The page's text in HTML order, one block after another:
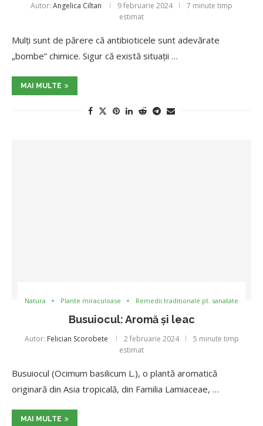
Autor: Angelica Ciltan 9 februarie 2024
7 minute timp
estimat
Mulți sunt de părere că antibioticele sunt adevărate
„bombe” chimice. Sigur că există situații …
MAI MULTE
Natura Plante miraculoase Remedii traditionale pt. sanatate
Busuiocul: Aromă și leac
Autor: Felician Scorobete 2 februarie 2024
5 minute timp
estimat
Busuiocul (Ocimum basilicum L.), o plantă aromatică
originară din Asia tropicală, din Familia Lamiaceae, …
MAI MULTE